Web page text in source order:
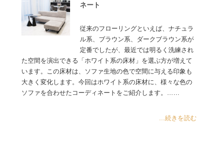
ネート
従来のフローリングといえば、ナチュラ
ル系、ブラウン系、ダークブラウン系が
定番でしたが、最近では明るく洗練され
た空間を演出できる「ホワイト系の床材」を選ぶ方が増えて
います。この床材は、ソファ生地の色で空間に与える印象も
大きく変化します。今回はホワイト系の床材に、様々な色の
ソファを合わせたコーディネートをご紹介します。……
...続きを読む